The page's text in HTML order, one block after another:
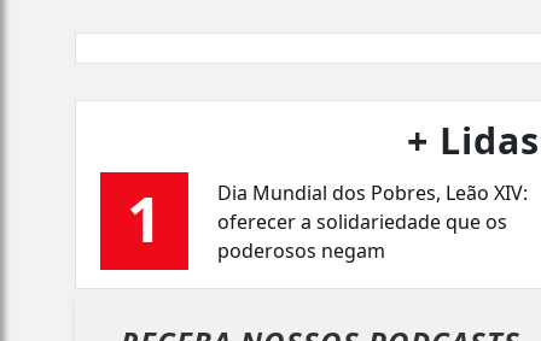
+ Lidas
1
Dia Mundial dos Pobres, Leão XIV:
oferecer a solidariedade que os
poderosos negam